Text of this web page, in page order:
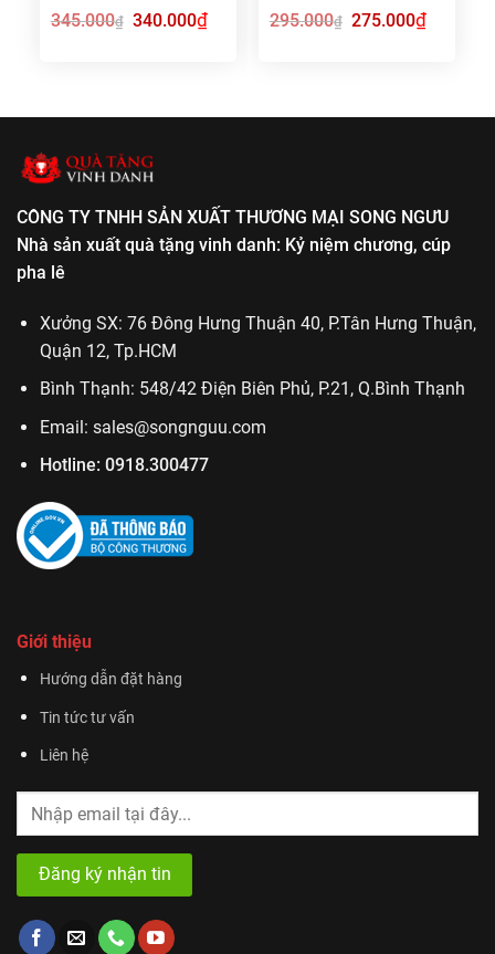
345.000₫ Giá
gốc
340.000₫Giá
hiện
295.000₫ Giá
gốc
275.000₫Giá
hiện
CÔNG TY TNHH SẢN XUẤT THƯƠNG MẠI SONG NGƯU
Nhà sản xuất quà tặng vinh danh: Kỷ niệm chương, cúp
pha lê
Xưởng SX: 76 Đông Hưng Thuận 40, P.Tân Hưng Thuận,
Quận 12, Tp.HCM
Bình Thạnh: 548/42 Điện Biên Phủ, P.21, Q.Bình Thạnh
Email: sales@songnguu.com
Hotline: 0918.300477
Giới thiệu
Hướng dẫn đặt hàng
Tin tức tư vấn
Liên hệ